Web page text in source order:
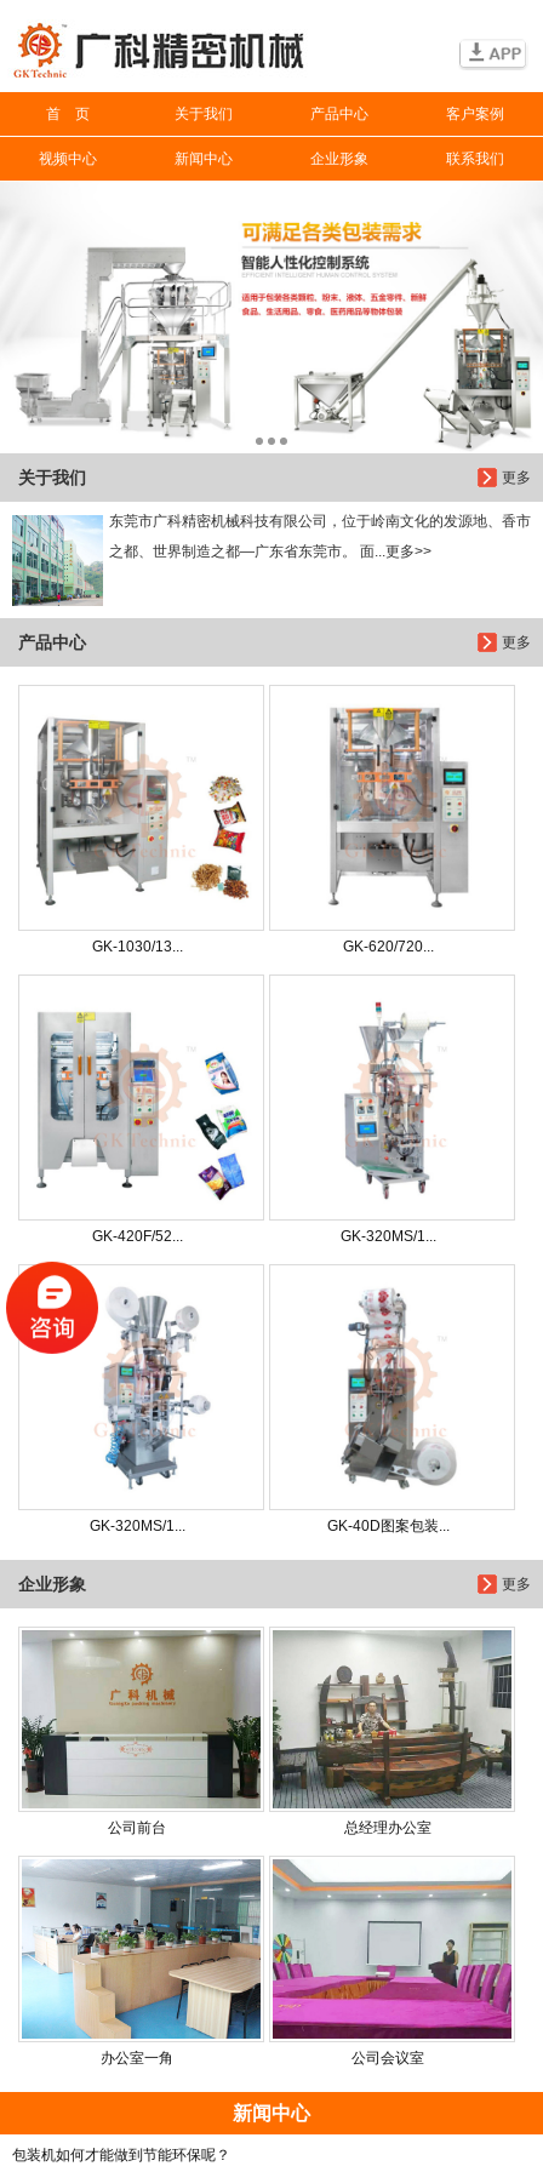
首 页 关于我们 产品中心 客户案例
视频中心 新闻中心 企业形象 联系我们
更多
关于我们
东莞市广科精密机械科技有限公司，位于岭南文化的发源地、香市
之都、世界制造之都—广东省东莞市。 面...更多>>
更多
产品中心
GK-1030/13... GK-620/720...
GK-420F/52... GK-320MS/1...
GK-320MS/1... GK-40D图案包装...
更多
企业形象
公司前台 总经理办公室
办公室一角 公司会议室
新闻中心
包装机如何才能做到节能环保呢？
信息搜索